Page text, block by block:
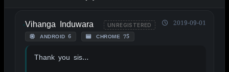
Vihanga Induwara UNREGISTERED
ANDROID 6 CHROME 75
2019-09-01
Thank you sis…